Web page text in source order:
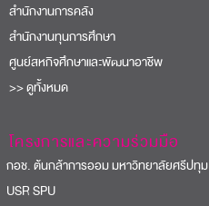
สำนักงานการคลัง
สำนักงานทุนการศึกษา
ศูนย์สหกิจศึกษาและพัฒนาอาชีพ
>> ดูทั้งหมด
โครงการและความร่วมมือ
ช. ต้นกล้าการออม มหาวิทยาลัยศรีปทุม
SPU